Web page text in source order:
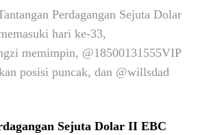
Perdagangan Sejuta Dolar
hari ke-33,
memimpin, @18500131555VIP
posisi puncak, dan @willsdad
Sejuta Dolar II EBC